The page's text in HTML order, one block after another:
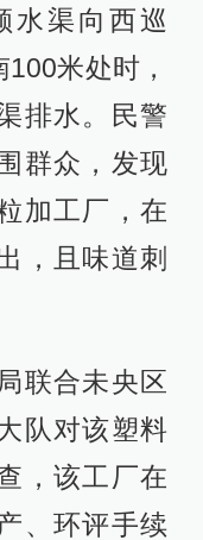
水渠向西巡
米处时，
排水。民警
群众，发现
加工厂，在
，且味道刺
联合未央区
队对该塑料
，该工厂在
、环评手续